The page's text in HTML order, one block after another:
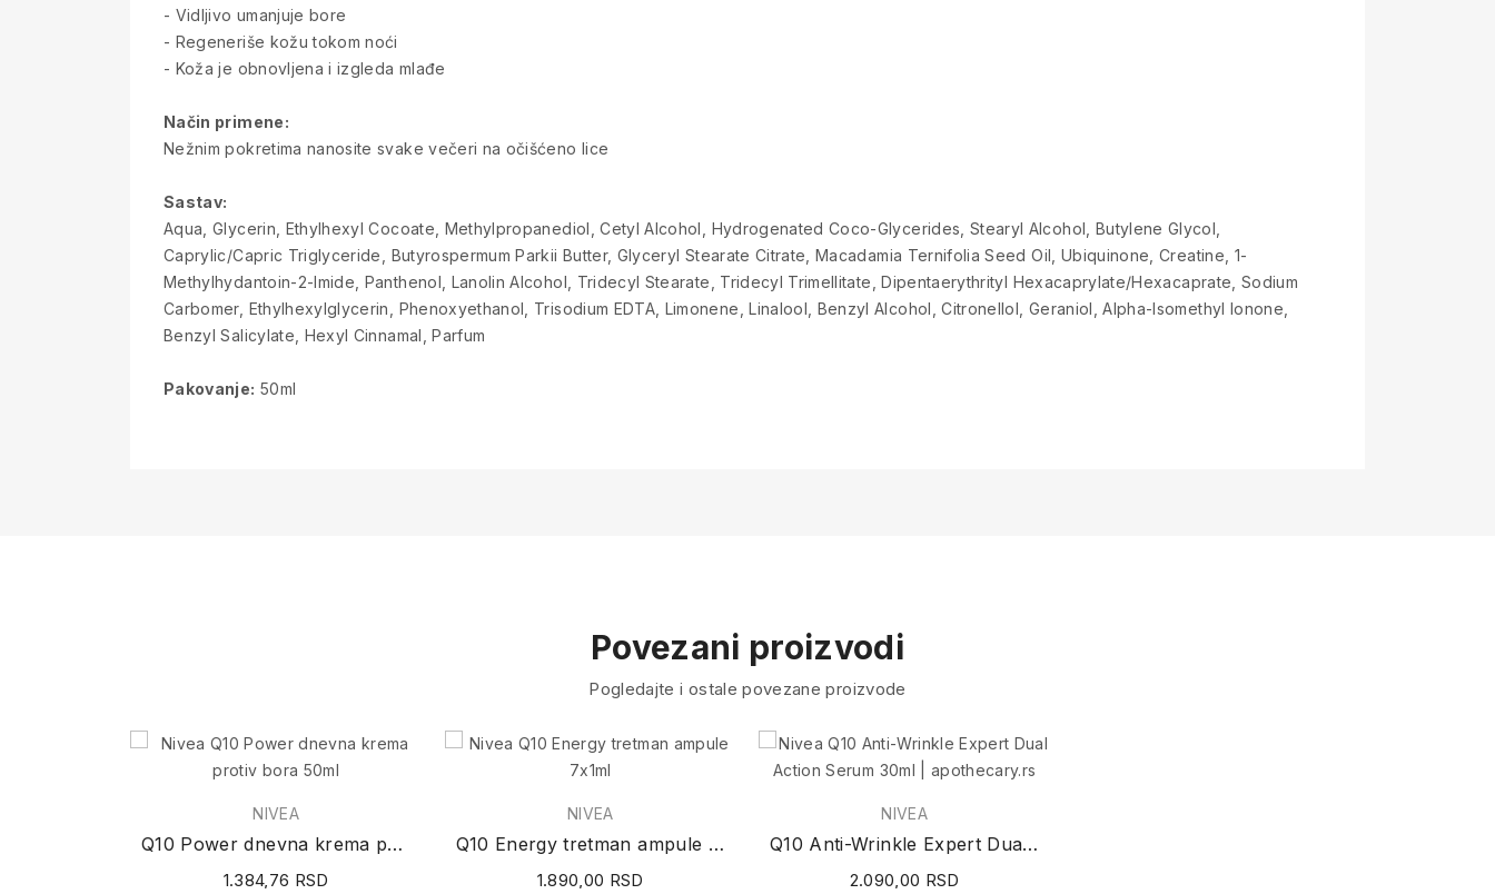
- Vidljivo umanjuje bore
- Regeneriše kožu tokom noći
- Koža je obnovljena i izgleda mlađe
Način primene:
Nežnim pokretima nanosite svake večeri na očišćeno lice
Sastav:
Aqua, Glycerin, Ethylhexyl Cocoate, Methylpropanediol, Cetyl Alcohol, Hydrogenated Coco-Glycerides, Stearyl Alcohol, Butylene Glycol,
Caprylic/Capric Triglyceride, Butyrospermum Parkii Butter, Glyceryl Stearate Citrate, Macadamia Ternifolia Seed Oil, Ubiquinone, Creatine, 1-
Methylhydantoin-2-Imide, Panthenol, Lanolin Alcohol, Tridecyl Stearate, Tridecyl Trimellitate, Dipentaerythrityl Hexacaprylate/Hexacaprate, Sodium
Carbomer, Ethylhexylglycerin, Phenoxyethanol, Trisodium EDTA, Limonene, Linalool, Benzyl Alcohol, Citronellol, Geraniol, Alpha-Isomethyl Ionone,
Benzyl Salicylate, Hexyl Cinnamal, Parfum
Pakovanje: 50ml
Povezani proizvodi
Pogledajte i ostale povezane proizvode
NIVEA
Q10 Power dnevna krema protiv bora 50ml
1.384,76 RSD
NIVEA
Q10 Energy tretman ampule 7x1ml
1.890,00 RSD
NIVEA
Q10 Anti-Wrinkle Expert Dual Action Serum 30ml
2.090,00 RSD